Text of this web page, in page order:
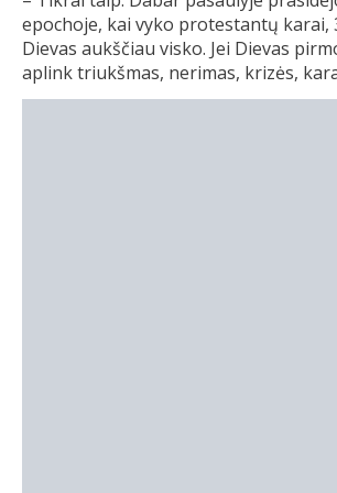
epochoje, kai vyko protestantų karai,
Dievas aukščiau visko. Jei Dievas
aplink triukšmas, nerimas, krizės,